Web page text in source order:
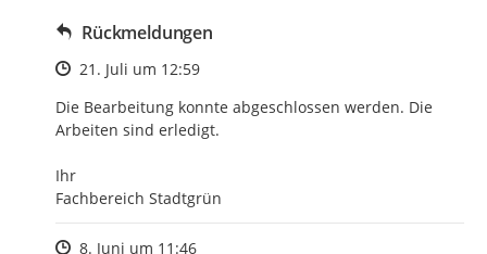
Rückmeldungen
Zeitpunkt des Erstellens
21. Juli um 12:59
Die Bearbeitung konnte abgeschlossen werden. Die
Arbeiten sind erledigt.
Ihr
Fachbereich Stadtgrün
Zeitpunkt des Erstellens
8. Juni um 11:46